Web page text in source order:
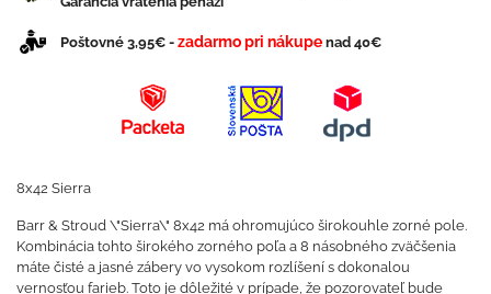
Poštovné 3,95€ - zadarmo pri nákupe nad 40€
8x42 Sierra
Barr & Stroud \"Sierra\" 8x42 má ohromujúco širokouhle zorné pole.
Kombinácia tohto širokého zorného poľa a 8 násobného zväčšenia
máte čisté a jasné zábery vo vysokom rozlíšení s dokonalou
vernosťou farieb. Toto je dôležité v prípade, že pozorovateľ bude